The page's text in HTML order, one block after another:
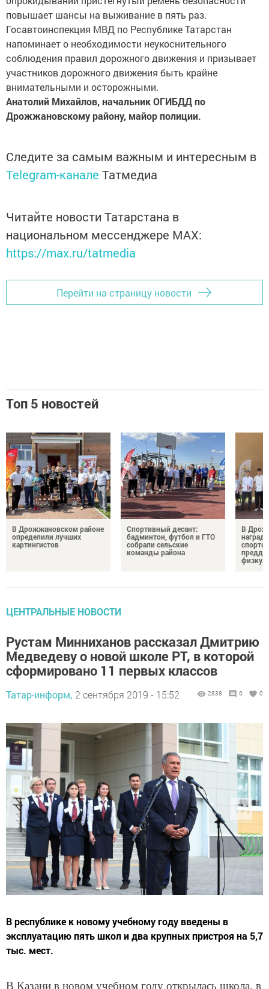
повышает шансы на выживание в пять раз.
Госавтоинспекция МВД по Республике Татарстан
напоминает о необходимости неукоснительного
соблюдения правил дорожного движения и призывает
участников дорожного движения быть крайне
внимательными и осторожными.
Анатолий Михайлов, начальник ОГИБДД по
Дрожжановскому району, майор полиции.
Следите за самым важным и интересным в
Telegram-канале Татмедиа
Читайте новости Татарстана в
национальном мессенджере MАХ:
https://max.ru/tatmedia
Перейти на страницу новости
Топ 5 новостей
В Дрожжановском районе
определили лучших
картингистов
Спортивный десант:
бадминтон, футбол и ГТО
собрали сельские
команды района
В
ЦЕНТРАЛЬНЫЕ НОВОСТИ
Рустам Минниханов рассказал Дмитрию
Медведеву о новой школе РТ, в которой
сформировано 11 первых классов
Татар-информ, 2 сентября 2019 - 15:52 2838 0 0
В республике к новому учебному году введены в
эксплуатацию пять школ и два крупных пристроя на 5,7
тыс. мест.
В Казани в новом учебном году открылась школа, в